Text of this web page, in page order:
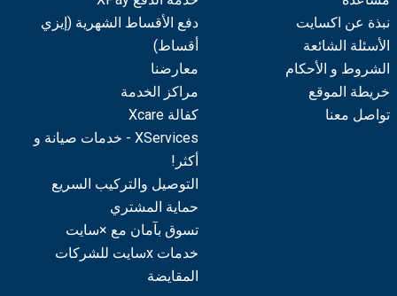
نبذة عن اكسايت
الأسئلة الشائعة
الشروط و الأحكام
خريطة الموقع
تواصل معنا
دفع الأقساط الشهرية (إيزي
أقساط)
معارضنا
مراكز الخدمة
كفالة Xcare
XServices - خدمات صيانة و
أكثر!
التوصيل والتركيب السريع
حماية المشتري
تسوق بآمان مع ×سايت
خدمات xسايت للشركات
المقايضة